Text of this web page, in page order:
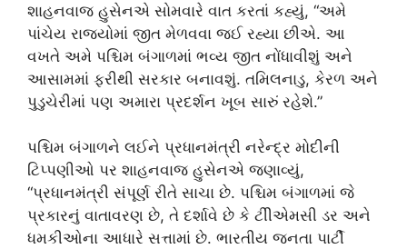
શાહનવાજ હુસેનએ સોમવારે વાત કરતાં કહ્યું, “અમે
પાંચેય રાજ્યોમાં જીત મેળવવા જઈ રહ્યા છીએ. આ
વખતે અમે પશ્ચિમ બંગાળમાં ભવ્ય જીત નોંધાવીશું અને
આસામમાં ફરીથી સરકાર બનાવશું. તમિલનાડુ, કેરળ અને
પુડુચેરીમાં પણ અમારા પ્રદર્શન ખૂબ સારું રહેશે.”
પશ્ચિમ બંગાળને લઈને પ્રધાનમંત્રી નરેન્દ્ર મોદીની
ટિપ્પણીઓ પર શાહનવાજ હુસેનએ જણાવ્યું,
“પ્રધાનમંત્રી સંપૂર્ણ રીતે સાચા છે. પશ્ચિમ બંગાળમાં જે
પ્રકારનું વાતાવરણ છે, તે દર્શાવે છે કે ટીીએમસી ડર અને
ધમકીઓના આધારે સત્તામાં છે. ભારતીય જનતા પાર્ટી